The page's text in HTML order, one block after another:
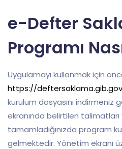
e-Defter
Programı
Uygulamayı kullanmak için
https://
kurulum dosyasını indirmeniz
ekranında belirtilen
tamamladığınızda program
gelmektedir. Yönetim ekranı